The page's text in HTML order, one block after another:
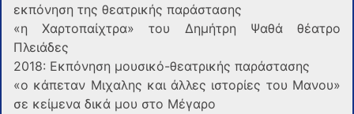
εκπόνηση της θεατρικής παράστασης
«η Χαρτοπαίχτρα» του Δημήτρη Ψαθά θέατρο
Πλειάδες
2018: Εκπόνηση μουσικό-θεατρικής παράστασης
«ο κάπεταν Μιχαλης και άλλες ιστορίες του Μανου»
σε κείμενα δικά μου στο Μέγαρο